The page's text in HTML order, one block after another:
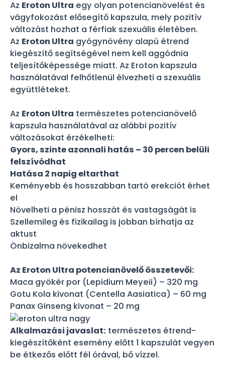
Az Eroton Ultra egy olyan potencianövelést és
vágyfokozást elősegítő kapszula, mely pozitív
változást hozhat a férfiak szexuális életében.
Az Eroton Ultra gyógynövény alapú étrend
kiegészítő segítségével nem kell aggódnia
teljesítőképessége miatt. Az Eroton kapszula
használatával felhőtlenül élvezheti a szexuális
együttléteket.
Az Eroton Ultra természetes potencianövelő
kapszula használatával az alábbi pozitív
változásokat érzékelheti:
Gyors, szinte azonnali hatás – 30 percen belüli
felszívódhat
Hatása 2 napig eltarthat
Keményebb és hosszabban tartó erekciót érhet
el
Növelheti a pénisz hosszát és vastagságát is
Szellemileg és fizikailag is jobban bírhatja az
aktust
Önbizalma növekedhet
Az Eroton Ultra potencianövelő összetevői:
Maca gyökér por (Lepidium Meyeii) – 320 mg
Gotu Kola kivonat (Centella Aasiatica) – 60 mg
Panax Ginseng kivonat – 20 mg
Alkalmazási javaslat: természetes étrend-
kiegészítőként esemény előtt 1 kapszulát vegyen
be étkezős előtt fél órával, bő vízzel.